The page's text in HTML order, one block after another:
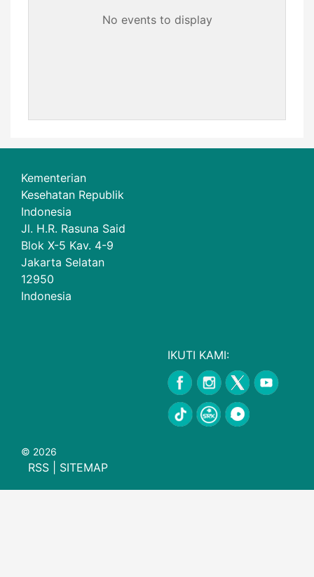
No events to display
Kementerian
Kesehatan Republik
Indonesia
Jl. H.R. Rasuna Said
Blok X-5 Kav. 4-9
Jakarta Selatan
12950
Indonesia
IKUTI KAMI:
© 2026
RSS SITEMAP